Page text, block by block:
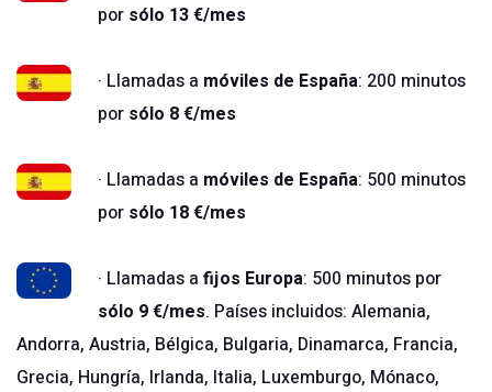
por sólo 13 €/mes
· Llamadas a móviles de España: 200 minutos
por sólo 8 €/mes
· Llamadas a móviles de España: 500 minutos
por sólo 18 €/mes
· Llamadas a fijos Europa: 500 minutos por
sólo 9 €/mes. Países incluidos: Alemania,
Andorra, Austria, Bélgica, Bulgaria, Dinamarca, Francia,
Grecia, Hungría, Irlanda, Italia, Luxemburgo, Mónaco,